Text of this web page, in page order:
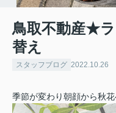
鳥取不動産★
替え
スタッフブログ 2022.10.26
季節が変わり朝顔から秋花